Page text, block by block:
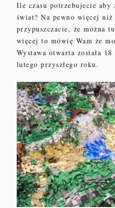
Ile czasu potrzebujecie aby
świat? Na pewno więcej
przypuszczacie, że można
więcej to mówię Wam że
Wystawa otwarta została
lutego przyszłego roku.